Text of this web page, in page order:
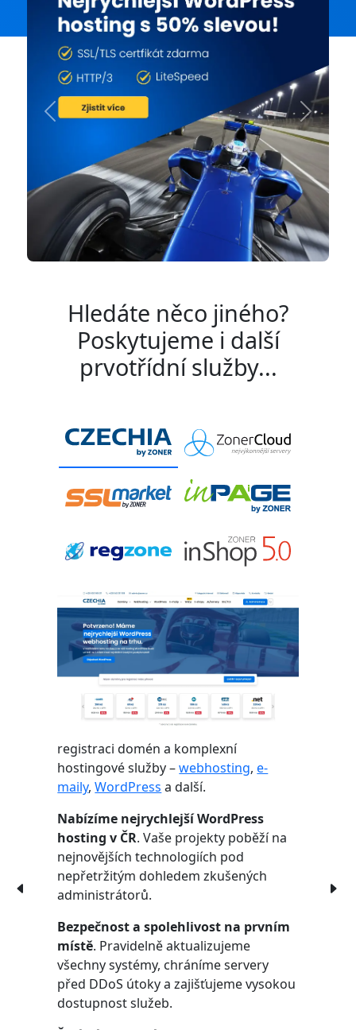
Previous Next
Hledáte něco jiného?
Poskytujeme i další
prvotřídní služby...
registraci domén a komplexní
hostingové služby –webhosting,e-
maily,WordPress a další.
Nabízíme nejrychlejší WordPress
hosting v ČR. Vaše projekty poběží na
nejnovějších technologiích pod
nepřetržitým dohledem zkušených
administrátorů.
Bezpečnost a spolehlivost na prvním
místě. Pravidelně aktualizujeme
všechny systémy, chráníme servery
před DDoS útoky a zajišťujeme vysokou
dostupnost služeb.